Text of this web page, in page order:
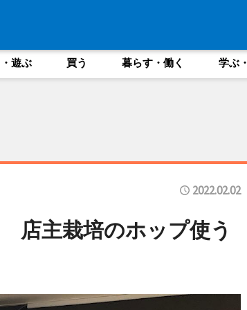
遊ぶ 買う 暮らす・働く 学ぶ
2022.02.02
店主栽培のホップ使う